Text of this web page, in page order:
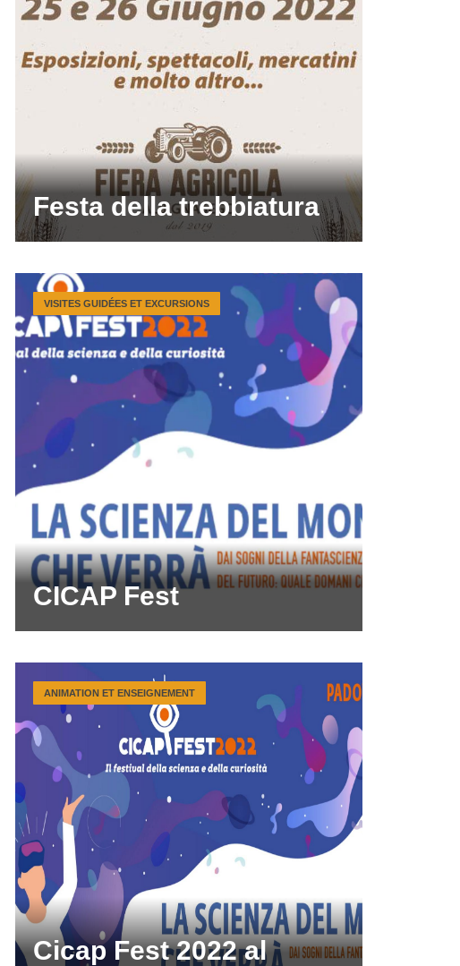
Festa della trebbiatura
CICAP Fest
VISITES GUIDÉES ET EXCURSIONS
Cicap Fest 2022 al
ANIMATION ET ENSEIGNEMENT